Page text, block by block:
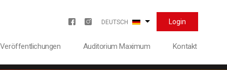
Menu redes sociales
DEUTSCH Weitere Aktionen
Login
Veröffentlichungen Auditorium Maximum Kontakt